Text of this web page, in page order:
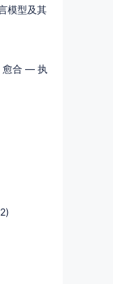
模型及其
愈合 — 执